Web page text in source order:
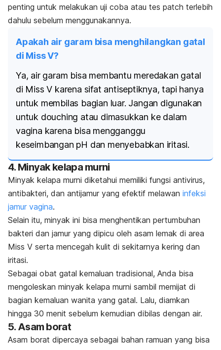
penting untuk melakukan uji coba atau tes patch terlebih
dahulu sebelum menggunakannya.
Apakah air garam bisa menghilangkan gatal
di Miss V?
Ya, air garam bisa membantu meredakan gatal
di Miss V karena sifat antiseptiknya, tapi hanya
untuk membilas bagian luar. Jangan digunakan
untuk douching atau dimasukkan ke dalam
vagina karena bisa mengganggu
keseimbangan pH dan menyebabkan iritasi.
4. Minyak kelapa murni
Minyak kelapa murni diketahui memiliki fungsi antivirus,
antibakteri, dan antijamur yang efektif melawan infeksi
jamur vagina.
Selain itu, minyak ini bisa menghentikan pertumbuhan
bakteri dan jamur yang dipicu oleh asam lemak di area
Miss V serta mencegah kulit di sekitarnya kering dan
iritasi.
Sebagai obat gatal kemaluan tradisional, Anda bisa
mengoleskan minyak kelapa murni sambil memijat di
bagian kemaluan wanita yang gatal. Lalu, diamkan
hingga 30 menit sebelum kemudian dibilas dengan air.
5. Asam borat
Asam borat dipercaya sebagai bahan ramuan yang bisa